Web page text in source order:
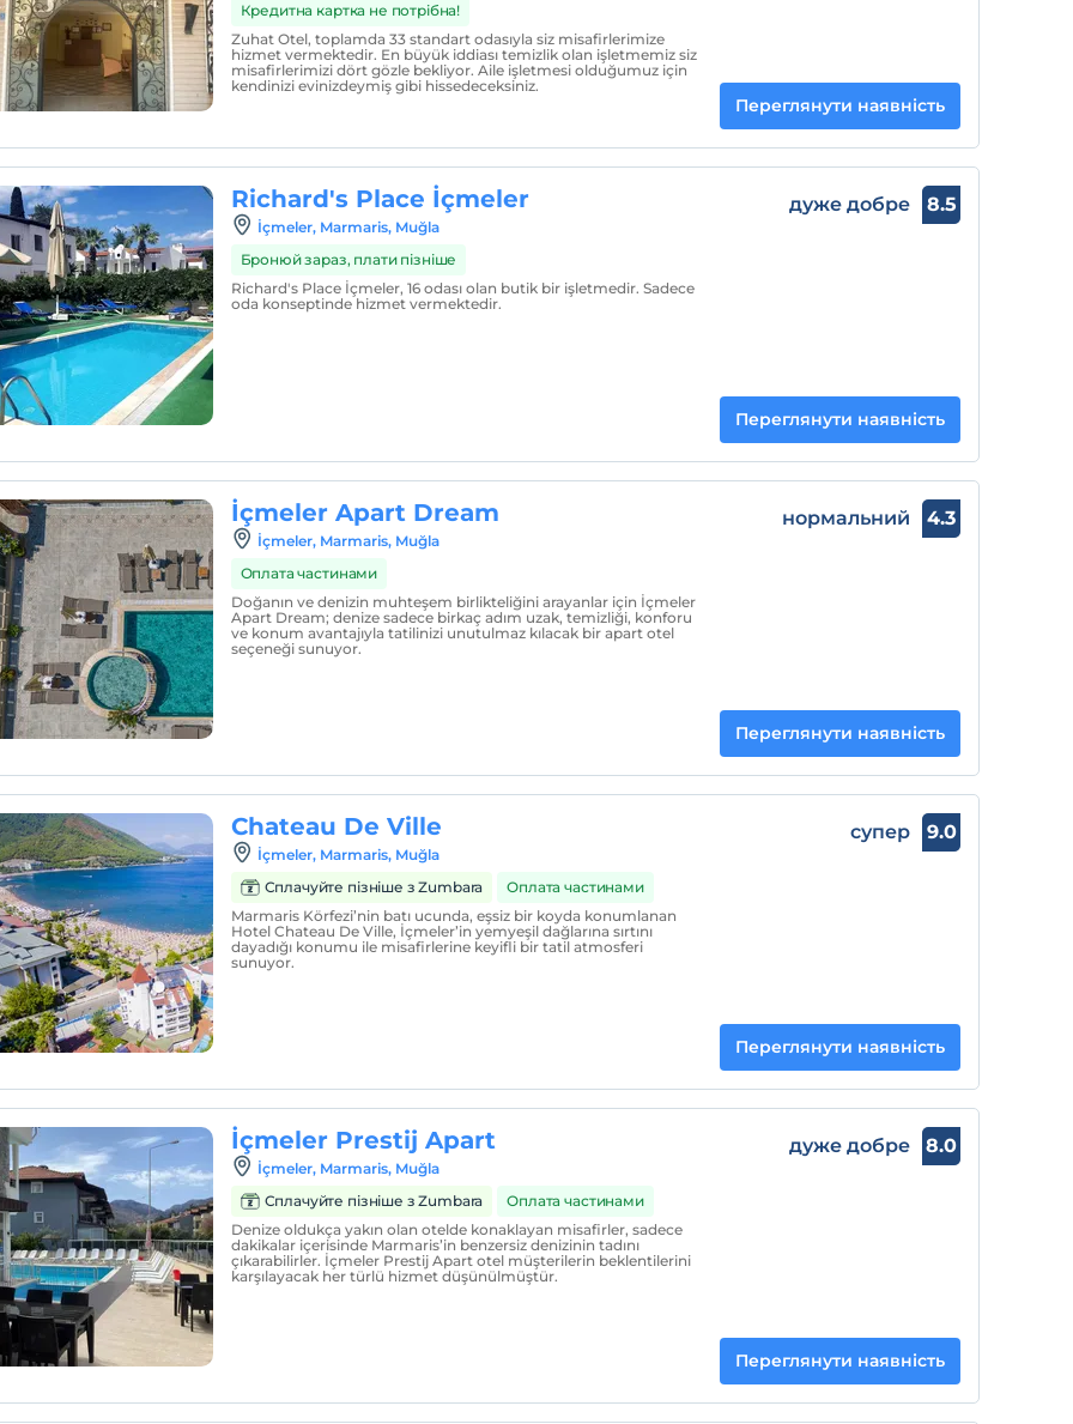
Кредитна картка не потрібна!
Zuhat Otel, toplamda 33 standart odasıyla siz misafirlerimize
hizmet vermektedir. En büyük iddiası temizlik olan işletmemiz siz
misafirlerimizi dört gözle bekliyor. Aile işletmesi olduğumuz için
kendinizi evinizdeymiş gibi hissedeceksiniz.
Переглянути наявність
Richard's Place İçmeler
İçmeler, Marmaris, Muğla
Бронюй зараз, плати пізніше
Richard's Place İçmeler, 16 odası olan butik bir işletmedir. Sadece
oda konseptinde hizmet vermektedir.
дуже добре 8.5
Переглянути наявність
İçmeler Apart Dream
İçmeler, Marmaris, Muğla
Оплата частинами
Doğanın ve denizin muhteşem birlikteliğini arayanlar için İçmeler
Apart Dream; denize sadece birkaç adım uzak, temizliği, konforu
ve konum avantajıyla tatilinizi unutulmaz kılacak bir apart otel
seçeneği sunuyor.
нормальний 4.3
Переглянути наявність
Chateau De Ville
İçmeler, Marmaris, Muğla
Сплачуйте пізніше з Zumbara
Оплата частинами
Marmaris Körfezi’nin batı ucunda, eşsiz bir koyda konumlanan
Hotel Chateau De Ville, İçmeler’in yemyeşil dağlarına sırtını
dayadığı konumu ile misafirlerine keyifli bir tatil atmosferi
sunuyor.
супер 9.0
Переглянути наявність
İçmeler Prestij Apart
İçmeler, Marmaris, Muğla
Сплачуйте пізніше з Zumbara
Оплата частинами
Denize oldukça yakın olan otelde konaklayan misafirler, sadece
dakikalar içerisinde Marmaris’in benzersiz denizinin tadını
çıkarabilirler. İçmeler Prestij Apart otel müşterilerin beklentilerini
karşılayacak her türlü hizmet düşünülmüştür.
дуже добре 8.0
Переглянути наявність